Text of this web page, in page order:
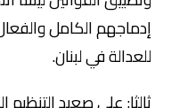
إدماجهم الكامل
للعدالة في لبنان.
ثالثا: على صعيد التنظيم